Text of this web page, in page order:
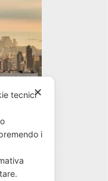
✕
tecnici
i